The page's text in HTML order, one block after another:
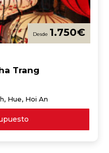
1.750€
Trang
Hue, Hoi An